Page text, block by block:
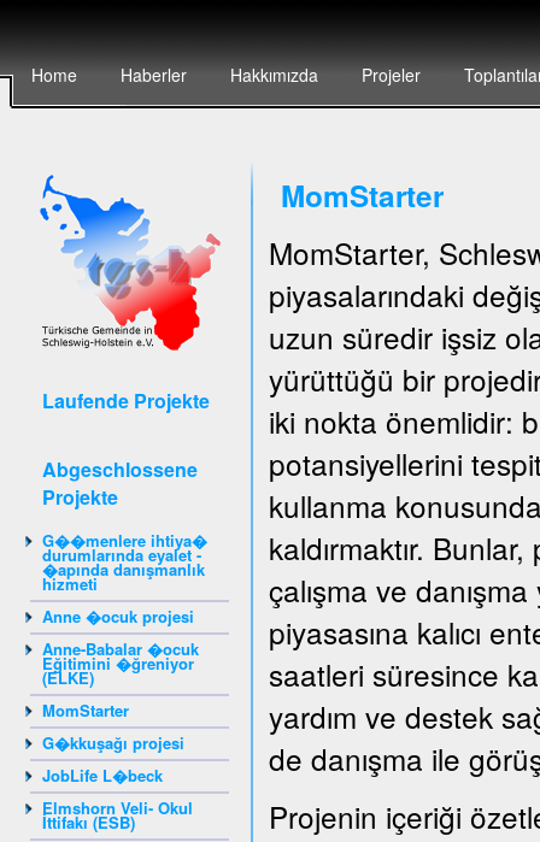
Home Haberler Hakkımızda Projeler
Laufende Projekte
Abgeschlossene
Projekte
G��menlere ihtiya�
durumlarında eyalet -
�apında danışmanlık
hizmeti
Anne �ocuk projesi
Anne-Babalar �ocuk
Eğitimini �ğreniyor
(ELKE)
MomStarter
G�kkuşağı projesi
JobLife L�beck
Elmshorn Veli- Okul
İttifakı (ESB)
MomStarter
MomStarter,
piyasalarındaki
uzun süredir işsiz
yürüttüğü bir
iki nokta önemlidir:
potansiyellerini
kullanma
kaldırmaktır.
çalışma ve
piyasasına kalıcı
saatleri süresince
yardım ve destek
de danışma ile
Projenin içeriği